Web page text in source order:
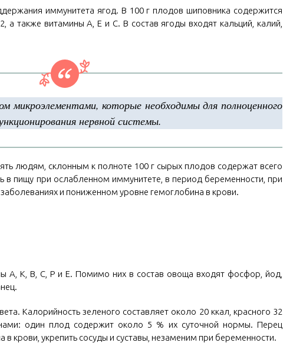
иммунитета ягод. В 100 г плодов шиповника содержится
а также витамины А, Е и С. В состав ягоды входят кальций, калий,
микроэлементами, которые необходимы для полноценного
нервной системы.
людям, склонным к полноте 100 г сырых плодов содержат всего
в пищу при ослабленном иммунитете, в период беременности, при
и пониженном уровне гемоглобина в крови.
A, K, B, C, P и E. Помимо них в состав овоща входят фосфор, йод,
Калорийность зеленого составляет около 20 ккал, красного 32
один плод содержит около 5 % их суточной нормы. Перец
в крови, укрепить сосуды и суставы, незаменим при беременности.